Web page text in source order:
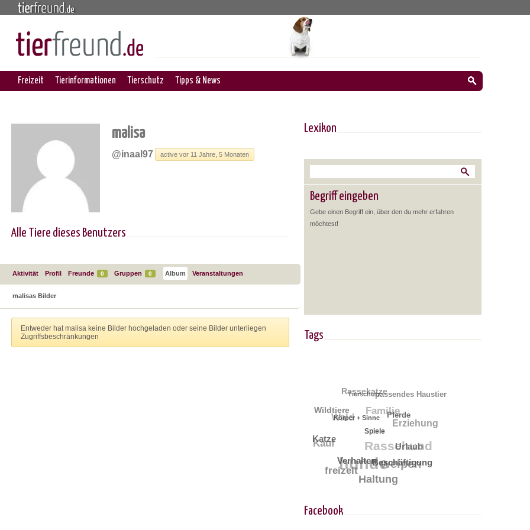
Freizeit Tierinformationen Tierschutz Tipps & News
malisa
@inaal97 active vor 11 Jahre, 5 Monaten
Alle Tiere dieses Benutzers
Aktivität Profil Freunde 0 Gruppen 0 Album Veranstaltungen
malisas Bilder
Entweder hat malisa keine Bilder hochgeladen oder seine Bilder unterliegen
Zugriffsbeschränkungen
Lexikon
Begriff eingeben
Gebe einen Begriff ein, über den du mehr erfahren
möchtest!
Tags
Tierschutz
Körper + Sinne
Spiele
Pferde
passendes Haustier
Rassekatze
Wildtiere
Katze
VerhaltenBeschäftigung
Urlaub
Erziehung
Familie
Wald
Kauf
freizeit
Haltung
welpen
Rassehund
hunde
Facebook